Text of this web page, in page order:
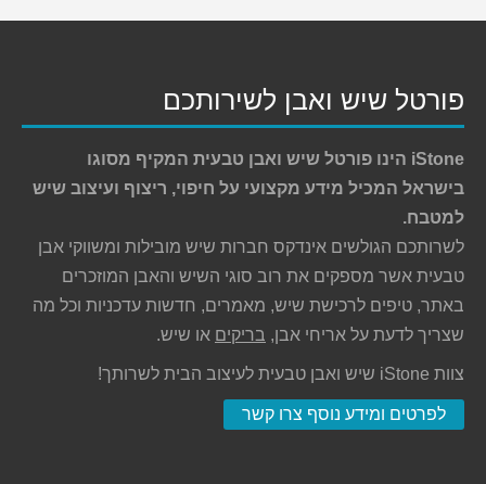
פורטל שיש ואבן לשירותכם
iStone הינו פורטל שיש ואבן טבעית המקיף מסוגו
בישראל המכיל מידע מקצועי על חיפוי, ריצוף ועיצוב שיש
למטבח.
לשרותכם הגולשים אינדקס חברות שיש מובילות ומשווקי אבן
טבעית אשר מספקים את רוב סוגי השיש והאבן המוזכרים
באתר, טיפים לרכישת שיש, מאמרים, חדשות עדכניות וכל מה
שצריך לדעת על אריחי אבן, בריקים או שיש.
צוות iStone שיש ואבן טבעית לעיצוב הבית לשרותך!
לפרטים ומידע נוסף צרו קשר